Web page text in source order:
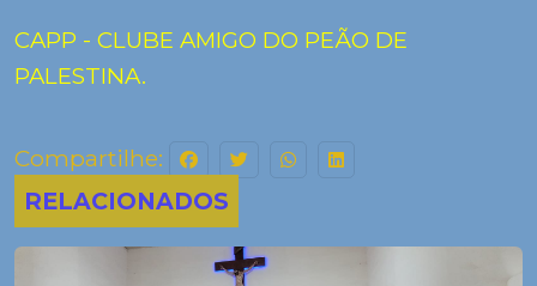
CAPP - CLUBE AMIGO DO PEÃO DE
PALESTINA.
Compartilhe:
RELACIONADOS